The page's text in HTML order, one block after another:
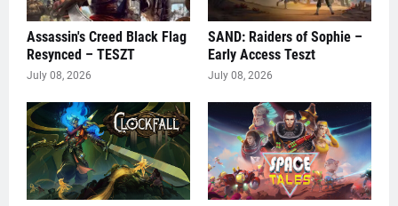
Assassin's Creed Black Flag
Resynced – TESZT
July 08, 2026
SAND: Raiders of Sophie –
Early Access Teszt
July 08, 2026